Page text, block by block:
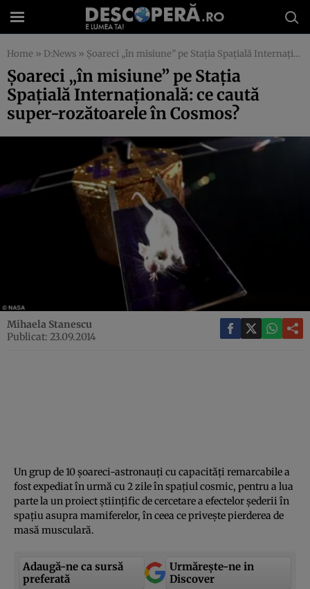
Home » D:News » Şoareci „în misiune” pe Staţia Spaţială Internaţională: ce caută super-rozătoarele în Cosmos?
Şoareci „în misiune” pe Staţia
Spaţială Internaţională: ce caută
super-rozătoarele în Cosmos?
Mihaela Stanescu
Publicat: 23.09.2014
Un grup de 10 şoareci-astronauţi cu capacităţi remarcabile a
fost expediat în urmă cu 2 zile în spaţiul cosmic, pentru a lua
parte la un proiect ştiinţific de cercetare a efectelor şederii în
spaţiu asupra mamiferelor, în ceea ce priveşte pierderea de
masă musculară.
Adaugă-ne ca sursă
preferată
Urmărește-ne in
Discover